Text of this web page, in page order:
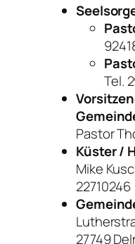
Tel.
Pastor
Küster /
Mike
22710246
27749